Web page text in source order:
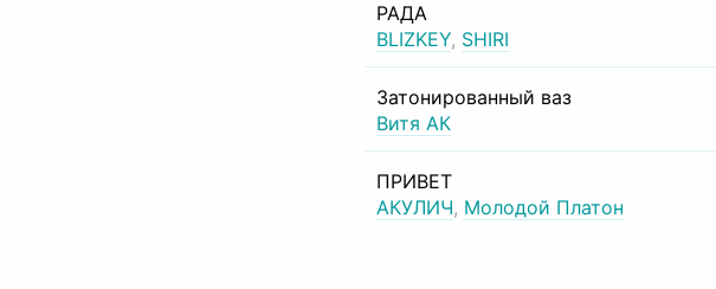
РАДА
BLIZKEY, SHIRI
Затонированный ваз
Витя АК
ПРИВЕТ
АКУЛИЧ, Молодой Платон